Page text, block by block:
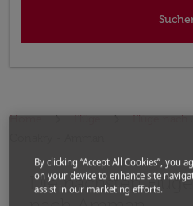
Home Flüge Flüge nach
Die nächsten
Bitte ändern Sie Ihre
By clicking “Accept All Cookies”, you
on your device to enhance site
assist in our marketing efforts.